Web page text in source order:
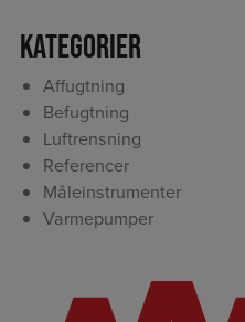
Kategorier
Affugtning
Befugtning
Luftrensning
Referencer
Måleinstrumenter
Varmepumper